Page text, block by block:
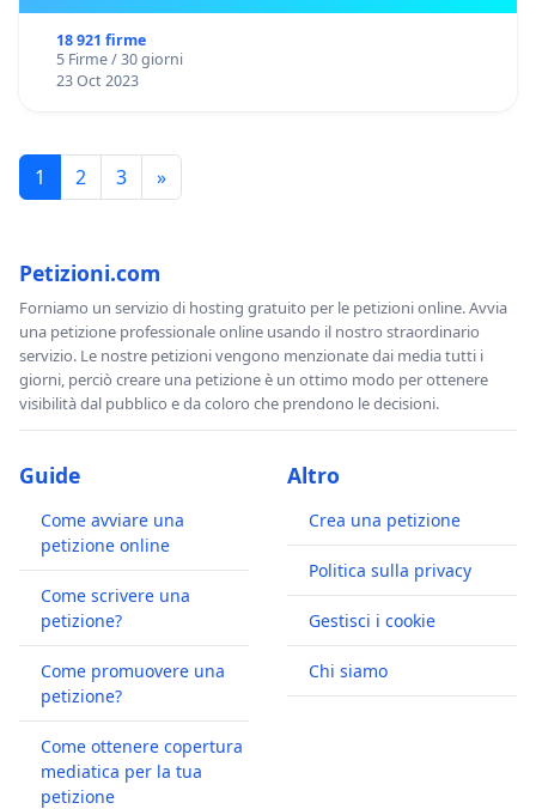
18 921 firme
5 Firme / 30 giorni
23 Oct 2023
1 2 3 »
Petizioni.com
Forniamo un servizio di hosting gratuito per le petizioni online. Avvia
una petizione professionale online usando il nostro straordinario
servizio. Le nostre petizioni vengono menzionate dai media tutti i
giorni, perciò creare una petizione è un ottimo modo per ottenere
visibilità dal pubblico e da coloro che prendono le decisioni.
Guide
Come avviare una
petizione online
Come scrivere una
petizione?
Come promuovere una
petizione?
Come ottenere copertura
mediatica per la tua
petizione
Altro
Crea una petizione
Politica sulla privacy
Gestisci i cookie
Chi siamo